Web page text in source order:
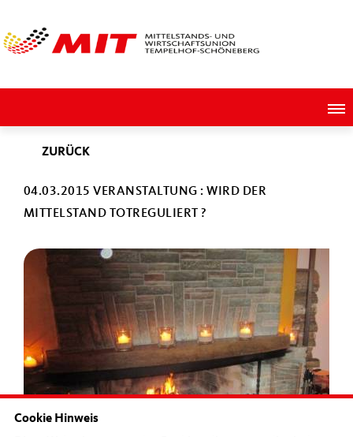
ZURÜCK
04.03.2015 VERANSTALTUNG : WIRD DER
MITTELSTAND TOTREGULIERT ?
Cookie Hinweis